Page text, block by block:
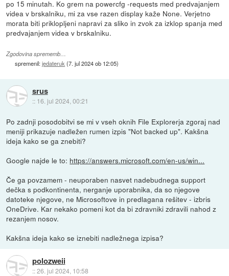
po 15 minutah. Ko grem na powercfg -requests med predvajanjem
videa v brskalniku, mi za vse razen display kaže None. Verjetno
morata biti priklopljeni napravi za sliko in zvok za izklop spanja med
predvajanjem videa v brskalniku.
Zgodovina sprememb…
spremenil:jedateruk (7. jul 2024 ob 12:05)
srus
:: 16. jul 2024, 00:21
Po zadnji posodobitvi se mi v vseh oknih File Explorerja zgoraj nad
meniji prikazuje nadležen rumen izpis "Not backed up". Kakšna
ideja kako se ga znebiti?
Google najde le to: https://answers.microsoft.com/en-us/win...
Če ga povzamem - neuporaben nasvet nadebudnega support
dečka s podkontinenta, nerganje uporabnika, da so njegove
datoteke njegove, ne Microsoftove in predlagana rešitev - izbris
OneDrive. Kar nekako pomeni kot da bi zdravniki zdravili nahod z
rezanjem nosov.
Kakšna ideja kako se iznebiti nadležnega izpisa?
polozweii
::26. jul 2024, 10:58